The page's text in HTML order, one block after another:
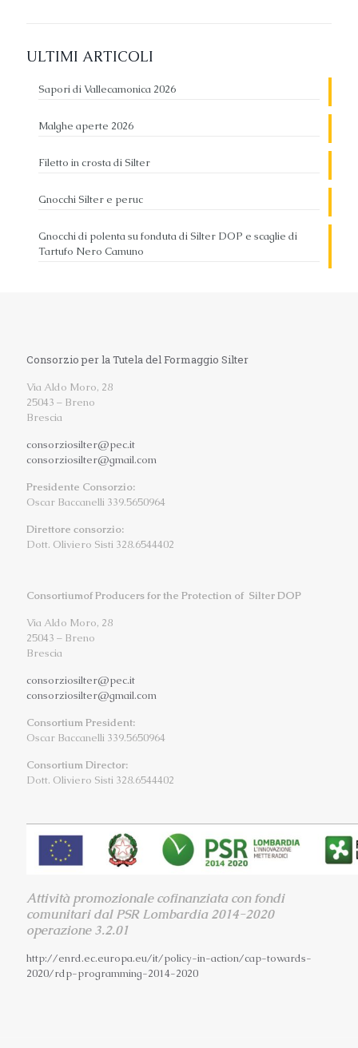
ULTIMI ARTICOLI
Sapori di Vallecamonica 2026
Malghe aperte 2026
Filetto in crosta di Silter
Gnocchi Silter e peruc
Gnocchi di polenta su fonduta di Silter DOP e scaglie di
Tartufo Nero Camuno
Consorzio per la Tutela del Formaggio Silter
Via Aldo Moro, 28
25043 – Breno
Brescia
consorziosilter@pec.it
consorziosilter@gmail.com
Presidente Consorzio:
Oscar Baccanelli 339.5650964
Direttore consorzio:
Dott. Oliviero Sisti 328.6544402
Consortiumof Producers for the Protection of Silter DOP
Via Aldo Moro, 28
25043 – Breno
Brescia
consorziosilter@pec.it
consorziosilter@gmail.com
Consortium President:
Oscar Baccanelli 339.5650964
Consortium Director:
Dott. Oliviero Sisti 328.6544402
Attività promozionale cofinanziata con fondi
comunitari dal PSR Lombardia 2014-2020
operazione 3.2.01
http://enrd.ec.europa.eu/it/policy-in-action/cap-towards-
2020/rdp-programming-2014-2020